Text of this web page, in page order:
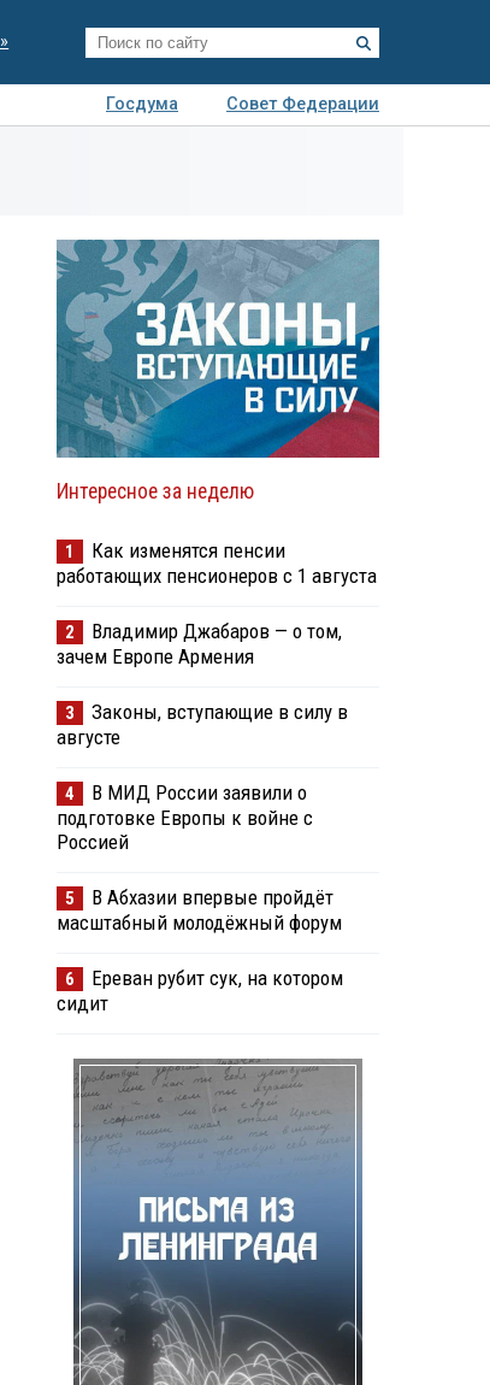
Госдума
Совет Федерации
Интересное за неделю
1
Как изменятся пенсии
работающих пенсионеров с 1 августа
2
Владимир Джабаров — о том,
зачем Европе Армения
3
Законы, вступающие в силу в
августе
4
В МИД России заявили о
подготовке Европы к войне с
Россией
5
В Абхазии впервые пройдёт
масштабный молодёжный форум
6
Ереван рубит сук, на котором
сидит